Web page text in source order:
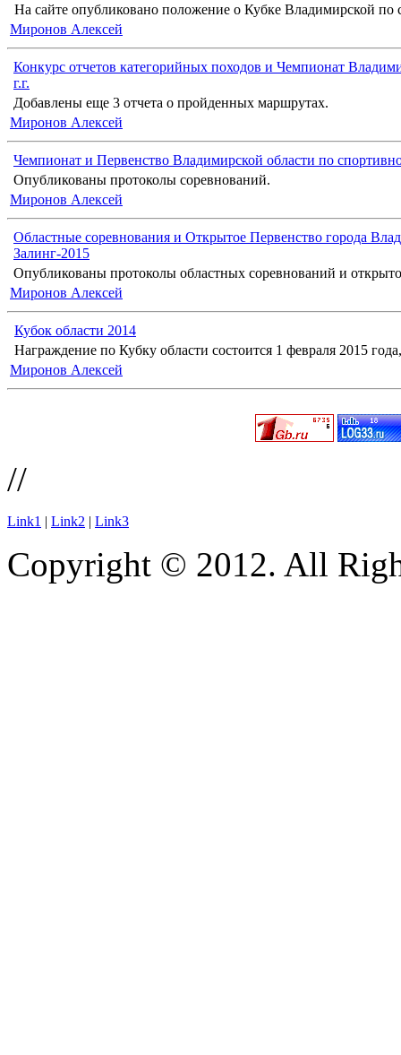
На сайте опубликовано положение о Кубке Владимирской по
Миронов Алексей
Конкурс отчетов категорийных походов и Чемпионат
г.г.
Добавлены еще 3 отчета о пройденных маршрутах.
Миронов Алексей
Чемпионат и Первенство Владимирской области по
Опубликованы протоколы соревнований.
Миронов Алексей
Областные соревнования и Открытое Первенство города
Залинг-2015
Опубликованы протоколы областных соревнований и
Миронов Алексей
Кубок области 2014
Награждение по Кубку области состоится 1 февраля 2015
Миронов Алексей
//
Link1 | Link2 | Link3
Copyright © 2012. All